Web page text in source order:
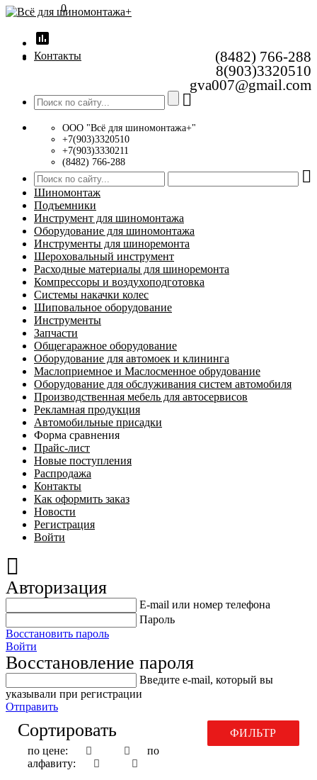
insert_chart
0
Контакты
(8482) 766-288
8(903)3320510
gva007@gmail.com
ООО "Всё для шиномонтажа+"
+7(903)3320510
+7(903)3330211
(8482) 766-288
Шиномонтаж
Подъемники
Инструмент для шиномонтажа
Оборудование для шиномонтажа
Инструменты для шиноремонта
Шероховальный инструмент
Расходные материалы для шиноремонта
Компрессоры и воздухоподготовка
Системы накачки колес
Шиповальное оборудование
Инструменты
Запчасти
Общегаражное оборудование
Оборудование для автомоек и клининга
Маслоприемное и Маслосменное обрудование
Оборудование для обслуживания систем автомобиля
Производственная мебель для автосервисов
Рекламная продукция
Автомобильные присадки
Форма сравнения
Прайс-лист
Новые поступления
Распродажа
Контакты
Как оформить заказ
Новости
Регистрация
Войти
Авторизация
E-mail или номер телефона
Пароль
Восстановить пароль
Войти
Восстановление пароля
Введите е-mail, который вы
указывали при регистрации
Отправить
ФИЛЬТР
Сортировать
по цене:
по
алфавиту: